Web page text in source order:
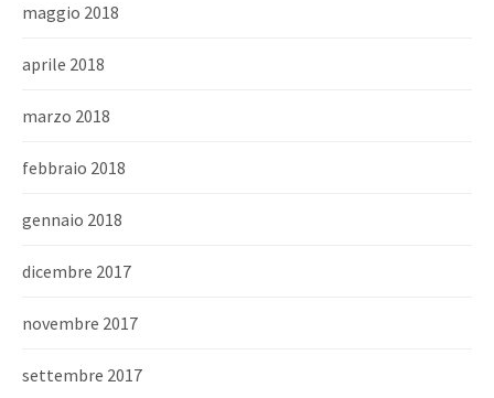
maggio 2018
aprile 2018
marzo 2018
febbraio 2018
gennaio 2018
dicembre 2017
novembre 2017
settembre 2017